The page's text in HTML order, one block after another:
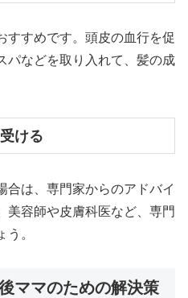
すすめです。頭皮の血行を促
パなどを取り入れて、髪の成
ける
合は、専門家からのアドバイ
美容師や皮膚科医など、専門
。
ママのための解決策